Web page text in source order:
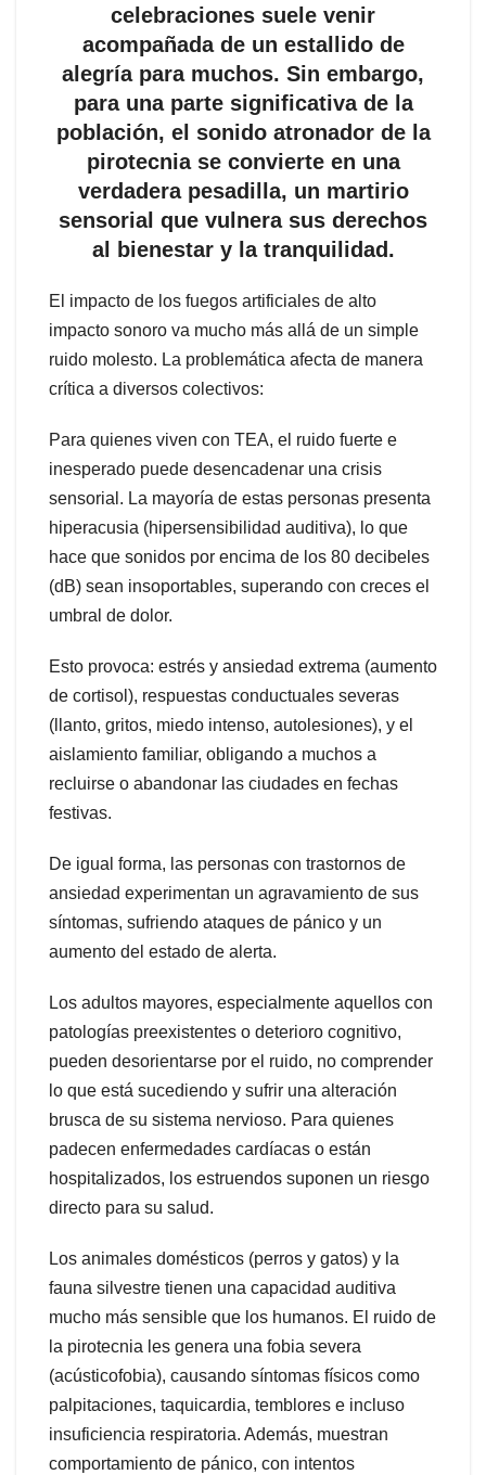
celebraciones suele venir
acompañada de un estallido de
alegría para muchos. Sin embargo,
para una parte significativa de la
población, el sonido atronador de la
pirotecnia se convierte en una
verdadera pesadilla, un martirio
sensorial que vulnera sus derechos
al bienestar y la tranquilidad.
El impacto de los fuegos artificiales de alto
impacto sonoro va mucho más allá de un simple
ruido molesto. La problemática afecta de manera
crítica a diversos colectivos:
Para quienes viven con TEA, el ruido fuerte e
inesperado puede desencadenar una crisis
sensorial. La mayoría de estas personas presenta
hiperacusia (hipersensibilidad auditiva), lo que
hace que sonidos por encima de los 80 decibeles
(dB) sean insoportables, superando con creces el
umbral de dolor.
Esto provoca: estrés y ansiedad extrema (aumento
de cortisol), respuestas conductuales severas
(llanto, gritos, miedo intenso, autolesiones), y el
aislamiento familiar, obligando a muchos a
recluirse o abandonar las ciudades en fechas
festivas.
De igual forma, las personas con trastornos de
ansiedad experimentan un agravamiento de sus
síntomas, sufriendo ataques de pánico y un
aumento del estado de alerta.
Los adultos mayores, especialmente aquellos con
patologías preexistentes o deterioro cognitivo,
pueden desorientarse por el ruido, no comprender
lo que está sucediendo y sufrir una alteración
brusca de su sistema nervioso. Para quienes
padecen enfermedades cardíacas o están
hospitalizados, los estruendos suponen un riesgo
directo para su salud.
Los animales domésticos (perros y gatos) y la
fauna silvestre tienen una capacidad auditiva
mucho más sensible que los humanos. El ruido de
la pirotecnia les genera una fobia severa
(acústicofobia), causando síntomas físicos como
palpitaciones, taquicardia, temblores e incluso
insuficiencia respiratoria. Además, muestran
comportamiento de pánico, con intentos